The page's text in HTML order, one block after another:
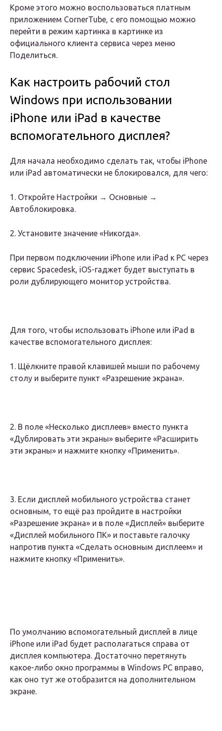
Кроме этого можно воспользоваться платным
приложением CornerTube, с его помощью можно
перейти в режим картинка в картинке из
официального клиента сервиса через меню
Поделиться.
Как настроить рабочий стол
Windows при использовании
iPhone или iPad в качестве
вспомогательного дисплея?
Для начала необходимо сделать так, чтобы iPhone
или iPad автоматически не блокировался, для чего:
1. Откройте Настройки → Основные →
Автоблокировка.
2. Установите значение «Никогда».
При первом подключении iPhone или iPad к PC через
сервис Spacedesk, iOS-гаджет будет выступать в
роли дублирующего монитор устройства.
Для того, чтобы использовать iPhone или iPad в
качестве вспомогательного дисплея:
1. Щёлкните правой клавишей мыши по рабочему
столу и выберите пункт «Разрешение экрана».
2. В поле «Несколько дисплеев» вместо пункта
«Дублировать эти экраны» выберите «Расширить
эти экраны» и нажмите кнопку «Применить».
3. Если дисплей мобильного устройства станет
основным, то ещё раз пройдите в настройки
«Разрешение экрана» и в поле «Дисплей» выберите
«Дисплей мобильного ПК» и поставьте галочку
напротив пункта «Сделать основным дисплеем» и
нажмите кнопку «Применить».
По умолчанию вспомогательный дисплей в лице
iPhone или iPad будет располагаться справа от
дисплея компьютера. Достаточно перетянуть
какое-либо окно программы в Windows PC вправо,
как оно тут же отобразится на дополнительном
экране.